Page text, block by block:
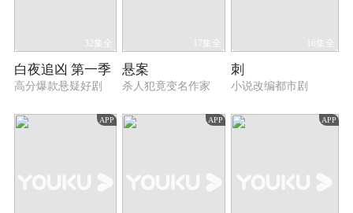
32集全
白夜追凶 第一季
高分爆款悬疑好剧
17集全
悬案
杀人犯竟变名作家
16集全
刺
小说改编都市剧
APP APP APP